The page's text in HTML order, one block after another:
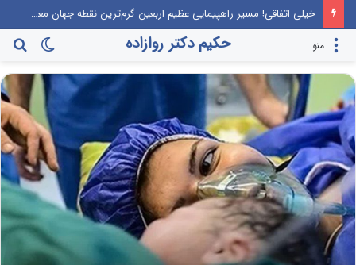
خیلی اتفاقی! مسیر راهپیمایی عظیم اربعین گرم‌ترین نقطه جهان معرفی می‌شود!
تغییر
پوسته
حکیم دکتر روازاده منو